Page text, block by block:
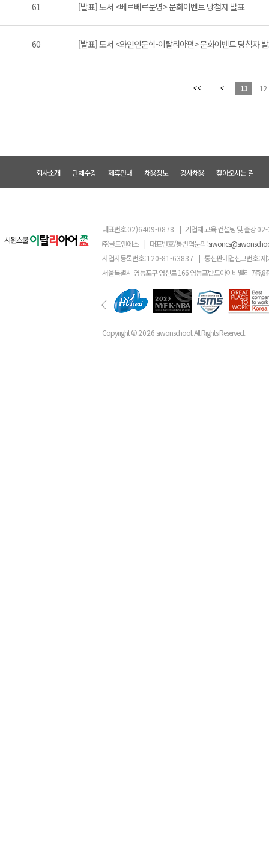
61 [발표] 도서 <베르베르문명> 문화이벤트 당첨자 발표
60 [발표] 도서 <와인인문학-이탈리아편> 문화이벤트 당첨자
11 12
회사소개 단체수강 제휴안내 채용정보 강사채용 찾아오시는 길
대표번호02)6409-0878 | 기업체 교육 컨설팅 및 출강
㈜골드앤에스 | 대표번호/통번역문의:
사업자등록번호:120-81-63837 | 통신판매업신고번호: 제
서울특별시 영등포구 영신로 166 영등포반도아이비밸리 7층,8
Copyright ©2026 siwonschool. All Rights Reserved.